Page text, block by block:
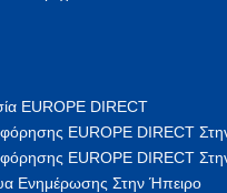
EUROPE DIRECT
EUROPE DIRECT
EUROPE DIRECT
Ενημέρωσης Στην Ήπειρο